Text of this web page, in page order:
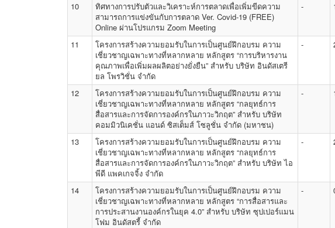
10
ทิศทางการปรับตัวและวิเคราะห์การตลาดเพื่อเพิ่มขีดความ
สามารถการแข่งขันกับการตลาด Ver. Covid-19 (FREE)
Online ผ่านโปรแกรม Zoom Meeting
-
11
โครงการสร้างความยอมรับในการเป็นศูนย์ฝึกอบรม ความ
เชี่ยวชาญเฉพาะทางที่หลากหลาย หลักสูตร “การบริหารงาน
คุณภาพเพื่อเพิ่มผลผลิตอย่างยั่งยืน” สำหรับ บริษัท อินดัสเตรี
ยล โพรวิชั่น จำกัด
-
12
โครงการสร้างความยอมรับในการเป็นศูนย์ฝึกอบรม ความ
เชี่ยวชาญเฉพาะทางที่หลากหลาย หลักสูตร “กลยุทธ์การ
สื่อสารและการจัดการองค์กรในภาวะวิกฤต” สำหรับ บริษัท
คอมมิวนิเคชั่น แอนด์ ซิสเต็มส์ โซลูชั่น จำกัด (มหาชน)
-
13
โครงการสร้างความยอมรับในการเป็นศูนย์ฝึกอบรม ความ
เชี่ยวชาญเฉพาะทางที่หลากหลาย หลักสูตร “กลยุทธ์การ
สื่อสารและการจัดการองค์กรในภาวะวิกฤต” สำหรับ บริษัท ไอ
พีดี แพคเกจจิ้ง จำกัด
-
14
โครงการสร้างความยอมรับในการเป็นศูนย์ฝึกอบรม ความ
เชี่ยวชาญเฉพาะทางที่หลากหลาย หลักสูตร “การสื่อสารและ
การประสานงานองค์กรในยุค 4.0” สำหรับ บริษัท ซุปเปอร์แมน
โฟม อินดัสตรี้ จำกัด
-